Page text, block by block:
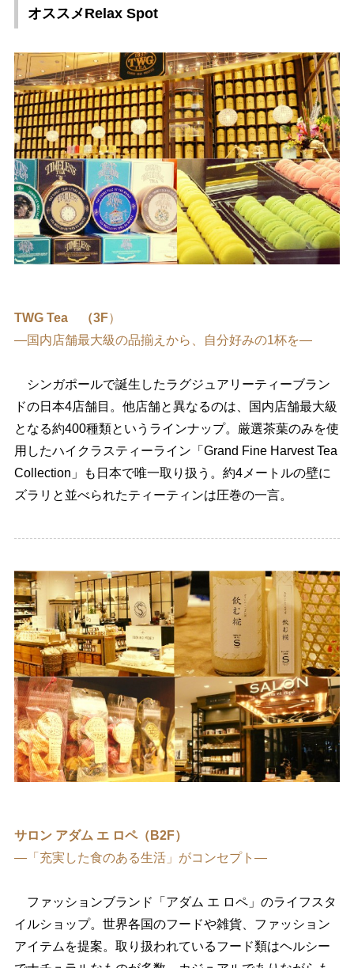
オススメRelax Spot
TWG Tea （3F）
―国内店舗最大級の品揃えから、自分好みの1杯を―
シンガポールで誕生したラグジュアリーティーブラン
ドの日本4店舗目。他店舗と異なるのは、国内店舗最大級
となる約400種類というラインナップ。厳選茶葉のみを使
用したハイクラスティーライン「Grand Fine Harvest Tea
Collection」も日本で唯一取り扱う。約4メートルの壁に
ズラリと並べられたティーティンは圧巻の一言。
サロン アダム エ ロペ（B2F）
―「充実した食のある生活」がコンセプト―
ファッションブランド「アダム エ ロペ」のライフスタ
イルショップ。世界各国のフードや雑貨、ファッション
アイテムを提案。取り扱われているフード類はヘルシー